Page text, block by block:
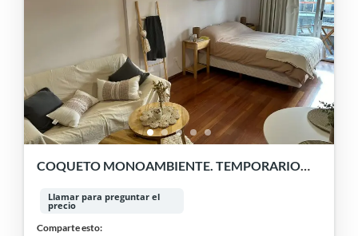
COQUETO MONOAMBIENTE. TEMPORARIO
Llamar para preguntar el
precio
Comparte esto: